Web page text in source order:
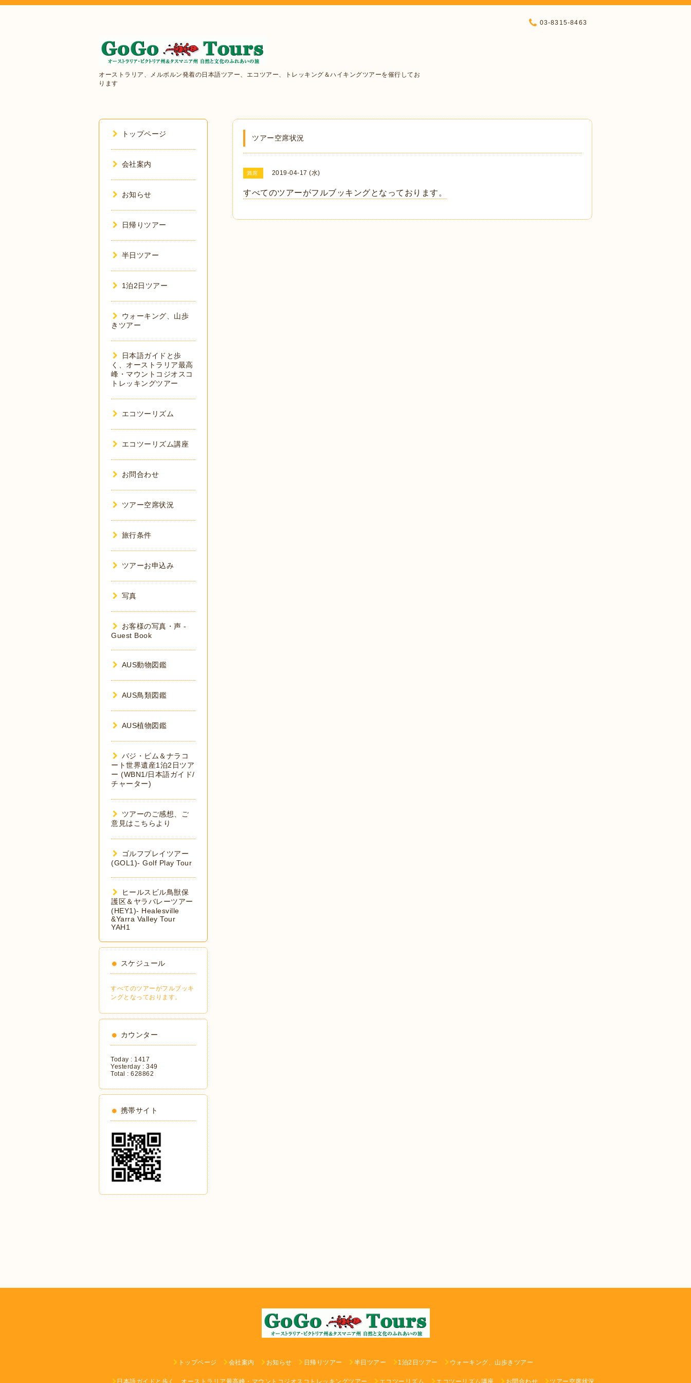
オーストラリア、メルボルン発着の日本語ツアー、エコツアー、トレッキング＆ハイキングツアーを催行してお
ります
03-8315-8463
ツアー空席状況
満席 2019-04-17 (水)
すべてのツアーがフルブッキングとなっております。
トップページ
会社案内
お知らせ
日帰りツアー
半日ツアー
1泊2日ツアー
ウォーキング、山歩
きツアー
日本語ガイドと歩
く、オーストラリア最高
峰・マウントコジオスコ
トレッキングツアー
エコツーリズム
エコツーリズム講座
お問合わせ
ツアー空席状況
旅行条件
ツアーお申込み
写真
お客様の写真・声 -
Guest Book
AUS動物図鑑
AUS鳥類図鑑
AUS植物図鑑
バジ・ビム＆ナラコ
ート世界遺産1泊2日ツア
ー (WBN1/日本語ガイド/
チャーター)
ツアーのご感想、ご
意見はこちらより
ゴルフプレイツアー
(GOL1)- Golf Play Tour
ヒールスビル鳥獣保
護区＆ヤラバレーツアー
(HEY1)- Healesville
&Yarra Valley Tour
YAH1
スケジュール
すべてのツアーがフルブッキ
ングとなっております。
カウンター
Today : 1417
Yesterday : 349
Total : 628862
携帯サイト
トップページ 会社案内 お知らせ 日帰りツアー 半日ツアー 1泊2日ツアー ウォーキング、山歩きツアー
日本語ガイドと歩く、オーストラリア最高峰・マウントコジオスコトレッキングツアー エコツーリズム エコツーリズム講座 お問合わせ ツアー空席状況